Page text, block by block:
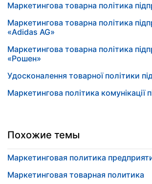
Маркетингова товарна політика
Маркетингова товарна політика
«Adidas AG»
Маркетингова товарна політика
«Рошен»
Удосконалення товарної політики
Маркетингова політика комунікації
Похожие темы
Маркетинговая политика
Маркетинговая товарная политика